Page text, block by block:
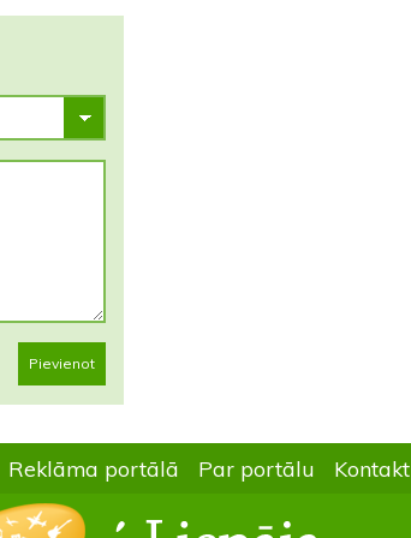
Pievienot
Reklāma portālā Par portālu